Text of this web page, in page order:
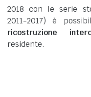
2018 con le serie
2011-2017) è
ricostruzione
residente.